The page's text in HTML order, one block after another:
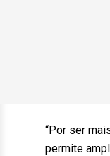
“Por ser
permite